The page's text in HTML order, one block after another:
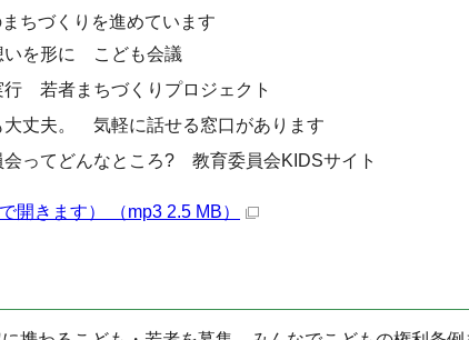
ちづくりを進めています
いを形に こども会議
行 若者まちづくりプロジェクト
大丈夫。 気軽に話せる窓口があります
会ってどんなところ? 教育委員会KIDSサイト
開きます） （mp3 2.5 MB）